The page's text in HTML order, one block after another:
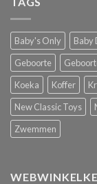
Baby's Only Baby
Geboorte
Koeka
Koffer
New Classic Toys
Zwemmen